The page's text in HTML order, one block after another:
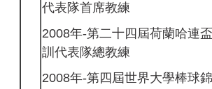
代表隊首席教練
2008年-第二十四屆荷蘭哈連
訓代表隊總教練
2008年-第四屆世界大學棒球